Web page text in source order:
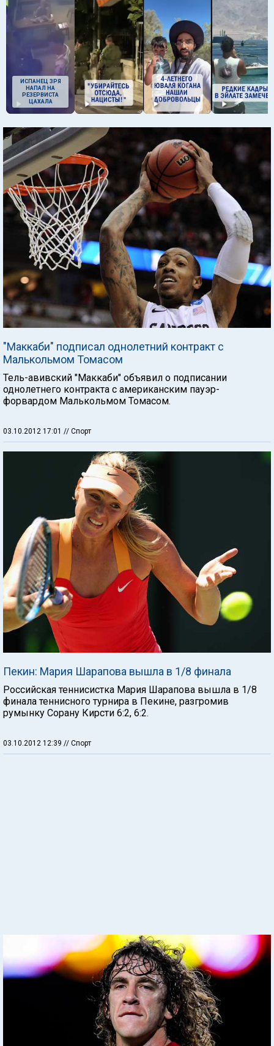
ИСПАНЕЦ ЗРЯ
НАПАЛ НА
РЕЗЕРВИСТА
ЦАХАЛА
"Маккаби" подписал однолетний контракт с
Малькольмом Томасом
Тель-авивский "Маккаби" объявил о подписании
однолетнего контракта с американским пауэр-
форвардом Малькольмом Томасом.
03.10.2012 17:01 // Спорт
Пекин: Мария Шарапова вышла в 1/8 финала
Российская теннисистка Мария Шарапова вышла в 1/8
финала теннисного турнира в Пекине, разгромив
румынку Сорану Кирсти 6:2, 6:2.
03.10.2012 12:39 // Спорт